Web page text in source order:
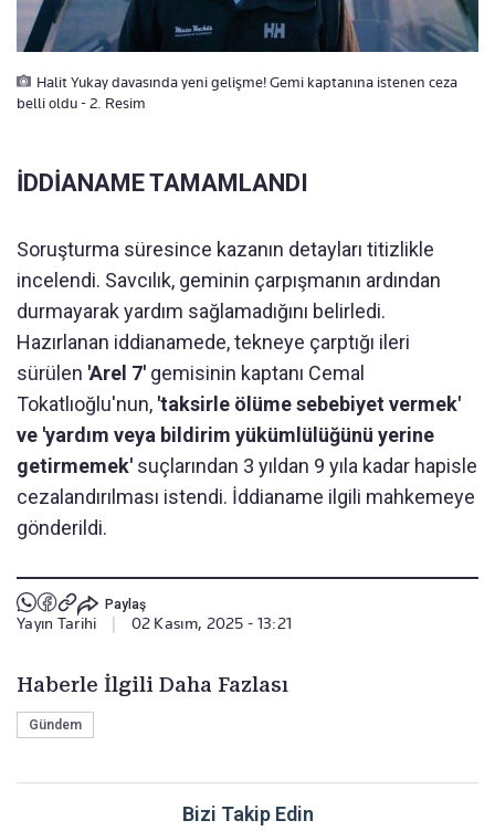
Halit Yukay davasında yeni gelişme! Gemi kaptanına istenen ceza
belli oldu - 2. Resim
İDDİANAME TAMAMLANDI
Soruşturma süresince kazanın detayları titizlikle
incelendi. Savcılık, geminin çarpışmanın ardından
durmayarak yardım sağlamadığını belirledi.
Hazırlanan iddianamede, tekneye çarptığı ileri
sürülen 'Arel 7' gemisinin kaptanı Cemal
Tokatlıoğlu'nun, 'taksirle ölüme sebebiyet vermek'
ve 'yardım veya bildirim yükümlülüğünü yerine
getirmemek' suçlarından 3 yıldan 9 yıla kadar hapisle
cezalandırılması istendi. İddianame ilgili mahkemeye
gönderildi.
Paylaş
Yayın Tarihi 02 Kasım, 2025 - 13:21
Haberle İlgili Daha Fazlası
Gündem
Bizi Takip Edin